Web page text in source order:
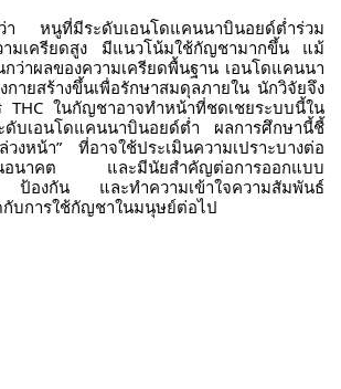
ว่า หนูที่มีระดับเอนโดแคนนาบินอยด์ต่ำร่วม
ามเครียดสูง มีแนวโน้มใช้กัญชามากขึ้น แม้
ว่าผลของความเครียดพื้นฐาน เอนโดแคนนา
กายสร้างขึ้นเพื่อรักษาสมดุลภายใน นักวิจัยจึง
THC ในกัญชาอาจทำหน้าที่ชดเชยระบบนี้ใน
ดับเอนโดแคนนาบินอยด์ต่ำ ผลการศึกษานี้ชี้
งหน้า” ที่อาจใช้ประเมินความเปราะบางต่อ
ในอนาคต และมีนัยสำคัญต่อการออกแบบ
ป้องกัน และทำความเข้าใจความสัมพันธ์
กับการใช้กัญชาในมนุษย์ต่อไป